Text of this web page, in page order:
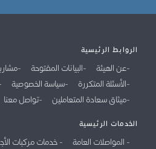
الروابط الرئيسية
عن الهيئة البيانات المفتوحة
الأسئلة المتكررة
سياسة الخصوصية
ميثاق سعادة المتعاملين
تواصل معنا
الخدمات الرئيسية
المواصلات العامة
خدمات مركبات